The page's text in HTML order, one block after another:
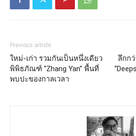
Previous article
ใหม่-เก่า รวมกันเป็นหนึ่งเดียว
พิพิธภัณฑ์ “Zhang Yan” พื้นที่
พบปะของกาลเวลา
ลึกก